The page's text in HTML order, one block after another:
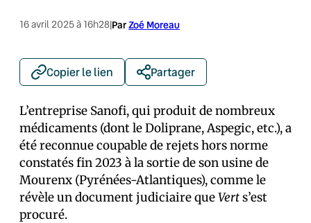
16 avril 2025 à 16h28|ParZoé Moreau
Copier le lien Partager
L’entreprise Sanofi, qui produit de nombreux
médicaments (dont le Doliprane, Aspegic, etc.), a
été reconnue coupable de rejets hors norme
constatés fin 2023 à la sortie de son usine de
Mourenx (Pyrénées-Atlantiques), comme le
révèle un document judiciaire queVerts’est
procuré.